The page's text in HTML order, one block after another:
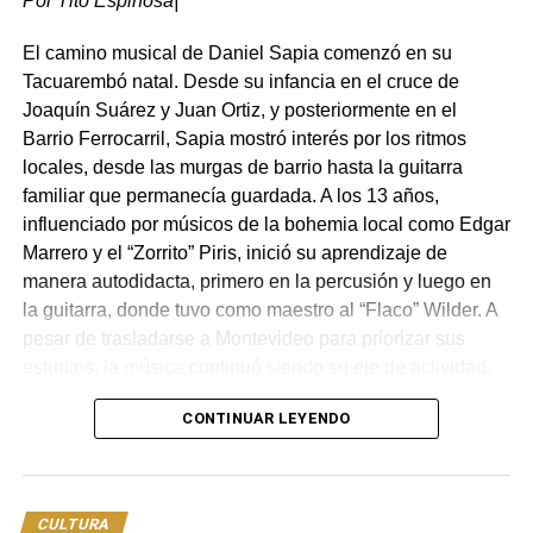
Desarrollo local y patrimonio histórico
Por su parte, el intendente Wilson Ezquerra definió la
jornada como la concreción de un objetivo estratégico
para el desarrollo económico y turístico del departamento.
En su alocución, reconoció el trabajo previo de anteriores
administraciones y del personal del Museo Carlos Gardel
para consolidar dicho espacio.
Ezquerra ratificó la posición institucional respecto a la
estudios técnicos realizados años atrás señalaron la
figura del zorzal criollo como un activo clave para el
interior del país, enfatizando la importancia de la
El camino musical de Daniel Sapia comenzó en su
Tacuarembó natal. Desde su infancia en el cruce de
Joaquín Suárez y Juan Ortiz, y posteriormente en el
Barrio Ferrocarril, Sapia mostró interés por los ritmos
locales, desde las murgas de barrio hasta la guitarra
familiar que permanecía guardada. A los 13 años,
influenciado por músicos de la bohemia local como Edgar
Marrero y el “Zorrito” Piris, inició su aprendizaje de
manera autodidacta, primero en la percusión y luego en
la guitarra, donde tuvo como maestro al “Flaco” Wilder. A
pesar de trasladarse a Montevideo para priorizar sus
integrando agrupaciones locales, participando en Murga
Joven y colaborando con diversos colectivos artísticos de
CONTINUAR LEYENDO
CULTURA